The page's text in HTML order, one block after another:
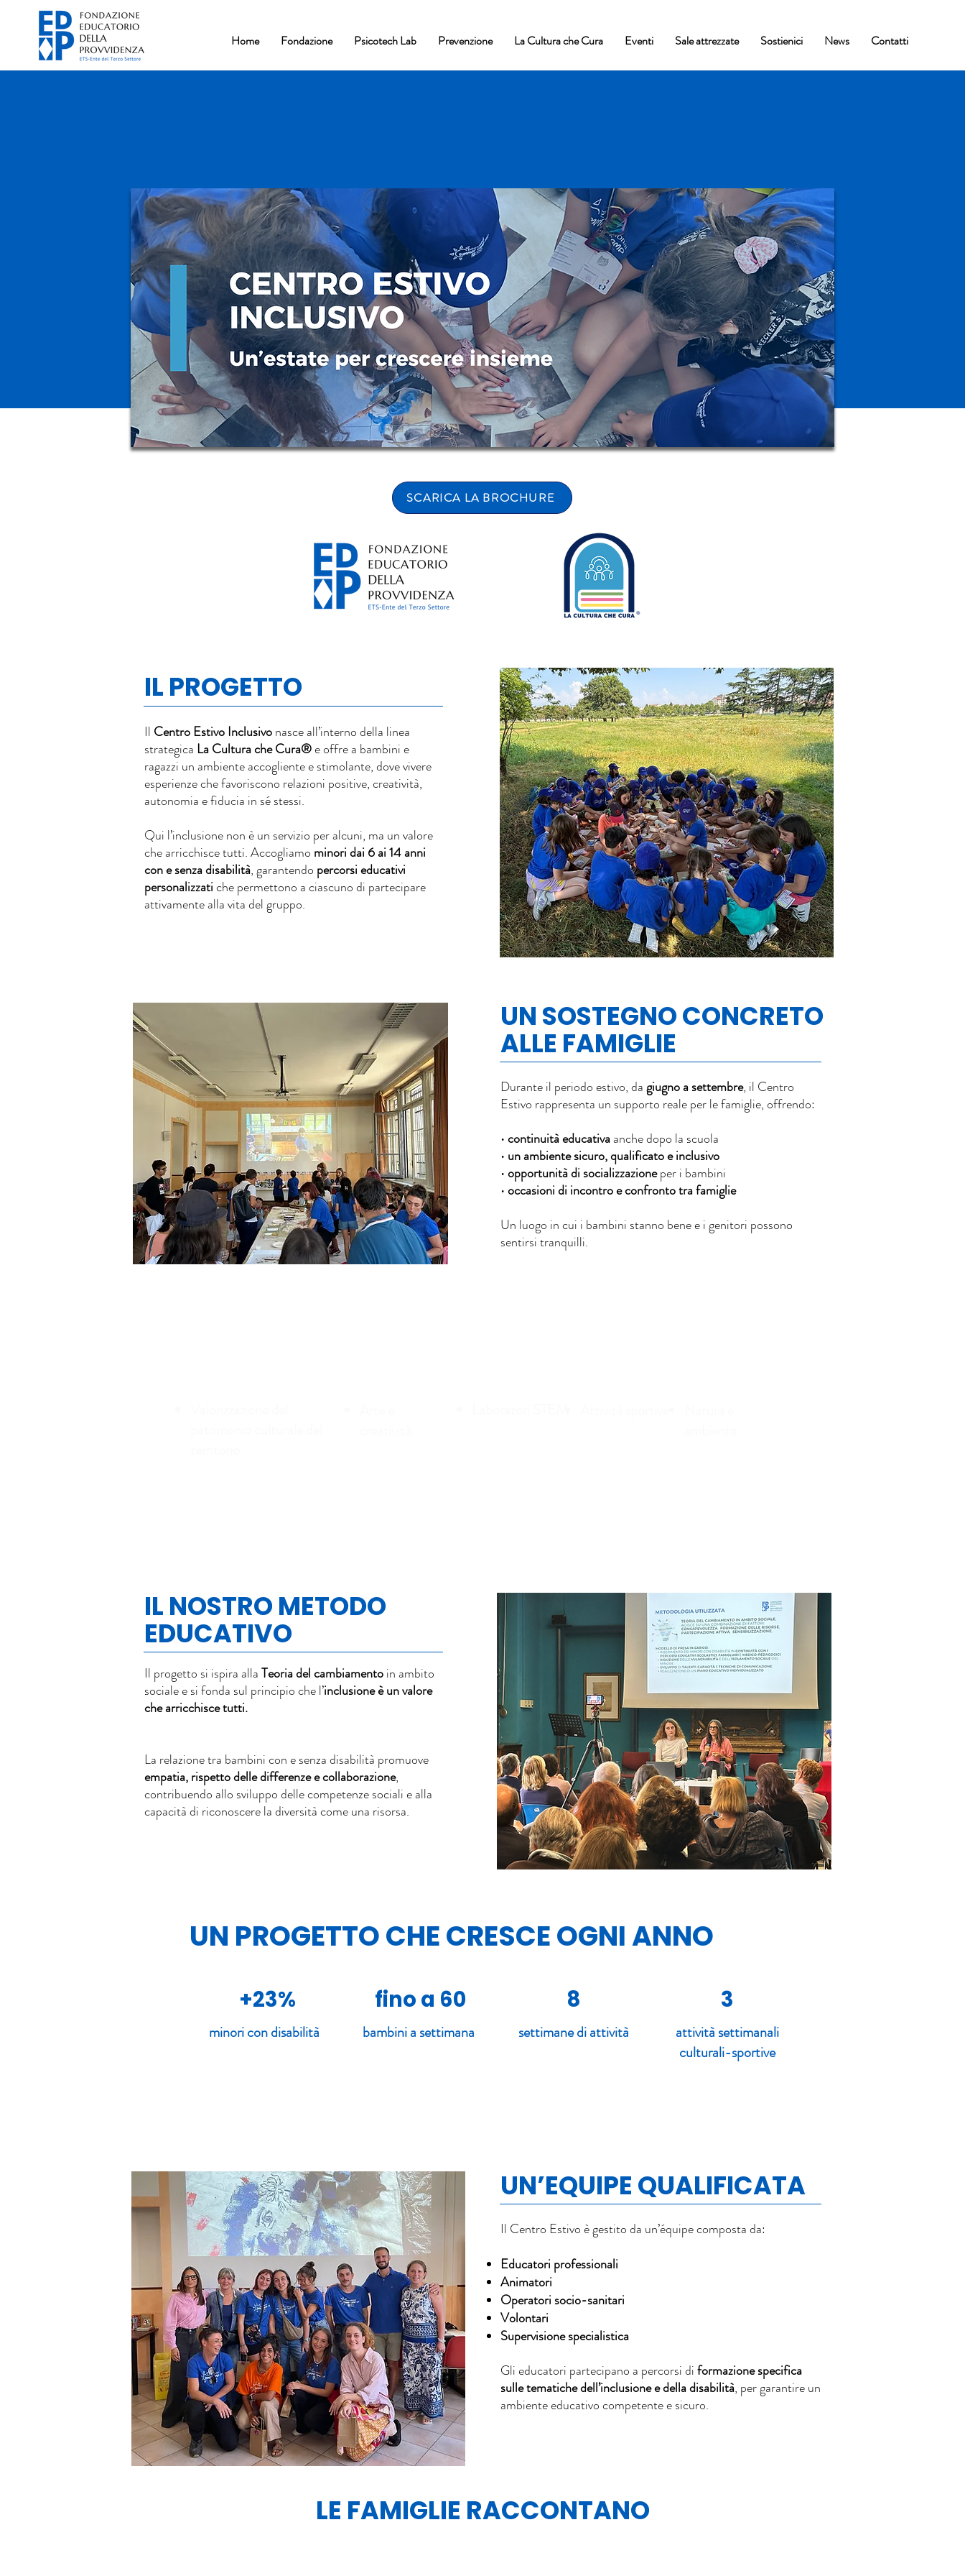
Home Fondazione Psicotech Lab Prevenzione La Cultura che Cura Eventi Sale attrezzate Sostienici News Contatti
SCARICA LA BROCHURE
IL PROGETTO
Il Centro Estivo Inclusivonasce all’interno della linea
strategica La Cultura che Cura®e offre a bambini e
ragazzi un ambiente accogliente e stimolante, dove vivere
esperienze che favoriscono relazioni positive, creatività,
autonomia e fiducia in sé stessi.
Qui l’inclusione non è un servizio per alcuni, ma un valore
che arricchisce tutti. Accogliamo minori dai 6 ai 14 anni
con e senza disabilità, garantendo percorsi educativi
personalizzatiche permettono a ciascuno di partecipare
attivamente alla vita del gruppo.
UN SOSTEGNO CONCRETO
ALLE FAMIGLIE
Durante il periodo estivo, dagiugno a settembre, il Centro
Estivo rappresenta un supporto reale per le famiglie, offrendo:
•continuità educativaanche dopo la scuola
• un ambiente sicuro, qualificato e inclusivo
•opportunità di socializzazioneper i bambini
•occasioni di incontro e confronto tra famiglie
Un luogo in cui i bambini stanno bene e i genitori possono
sentirsi tranquilli.
IL NOSTRO METODO
EDUCATIVO
Il progetto si ispira allaTeoria del cambiamentoin ambito
sociale e si fonda sul principio che l’inclusione è un valore
che arricchisce tutti.
La relazione tra bambini con e senza disabilità promuove
empatia, rispetto delle differenze e collaborazione,
contribuendo allo sviluppo delle competenze sociali e alla
capacità di riconoscere la diversità come una risorsa.
UN PROGETTO CHE CRESCE OGNI ANNO
+23% fino a 60
minori con disabilità bambini a settimana
8
settimane di attività
3
attività settimanali
culturali-sportive
UN’EQUIPE QUALIFICATA
Il Centro Estivo è gestito da un’équipe composta da:
Educatori professionali
Animatori
Operatori socio-sanitari
Volontari
Supervisione specialistica
Gli educatori partecipano a percorsi diformazione specifica
sulle tematiche dell’inclusione e della disabilità, per garantire un
ambiente educativo competente e sicuro.
LE FAMIGLIE RACCONTANO